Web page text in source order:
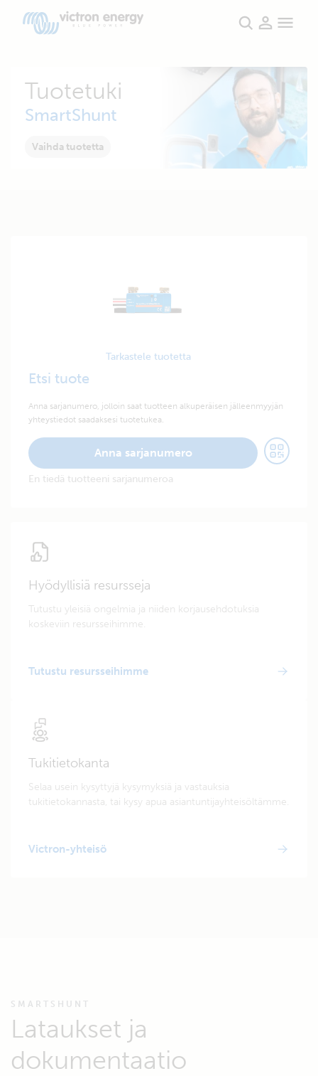
Tuotetuki
SmartShunt
Vaihda tuotetta
Tarkastele tuotetta
Etsi tuote
Anna sarjanumero, jolloin saat tuotteen alkuperäisen jälleenmyyjän
yhteystiedot saadaksesi tuotetukea.
Anna sarjanumero
En tiedä tuotteeni sarjanumeroa
Hyödyllisiä resursseja
Tutustu yleisiä ongelmia ja niiden korjausehdotuksia
koskeviin resursseihimme.
Tutustu resursseihimme
Tukitietokanta
Selaa usein kysyttyjä kysymyksiä ja vastauksia
tukitietokannasta, tai kysy apua asiantuntijayhteisöltämme.
Victron-yhteisö
SMARTSHUNT
Lataukset ja
dokumentaatio